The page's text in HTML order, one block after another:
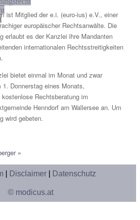
ist Mitglied der e.i. (euro-ius) e.V., einer
europäischer Rechtsanwälte. Die
erlaubt es der Kanzlei ihre Mandanten
internationalen Rechtsstreitigkeiten
bietet einmal im Monat und zwar
Donnerstag eines Monats,
Rechtsberatung im
Henndorf am Wallersee an. Um
wird gebeten.
»
| Disclaimer| Datenschutz
© modicus.at